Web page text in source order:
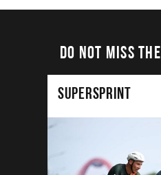
DO NOT MISS
SUPERSPRINT